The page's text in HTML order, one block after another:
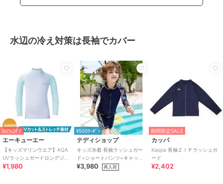
水辺の冷え対策は長袖でカバー
50%OFF
エーキューエー
【キッズマリンウエア】AQA
UVラッシュガードロングジュ
ニア KW-4634
¥1,980
¥500ｸｰﾎﾟﾝ
テディショップ
キッズ水着 長袖ラッシュガー
ド+ショートパンツ+キャップ
3点セット
¥3,980 再入荷
期間限定SALE
カッパ
Kappa 長袖ＺＩＰラッシュガ
ード
¥2,402